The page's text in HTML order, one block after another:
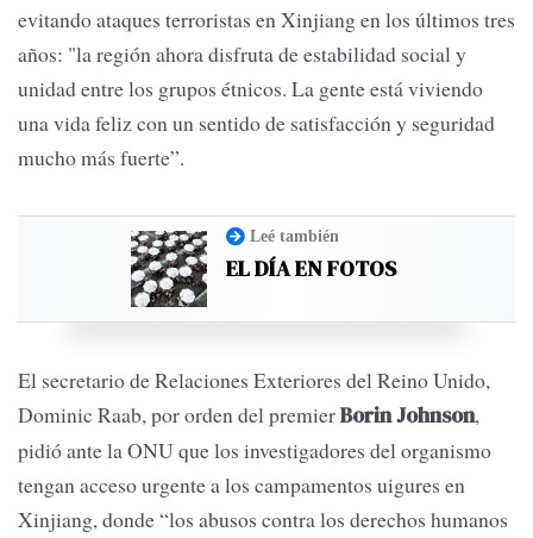
evitando ataques terroristas en Xinjiang en los últimos tres
años: "la región ahora disfruta de estabilidad social y
unidad entre los grupos étnicos. La gente está viviendo
una vida feliz con un sentido de satisfacción y seguridad
mucho más fuerte”.
Leé también
EL DÍA EN FOTOS
El secretario de Relaciones Exteriores del Reino Unido,
Dominic Raab, por orden del premierBorin Johnson,
pidió ante la ONU que los investigadores del organismo
tengan acceso urgente a los campamentos uigures en
Xinjiang, donde “los abusos contra los derechos humanos